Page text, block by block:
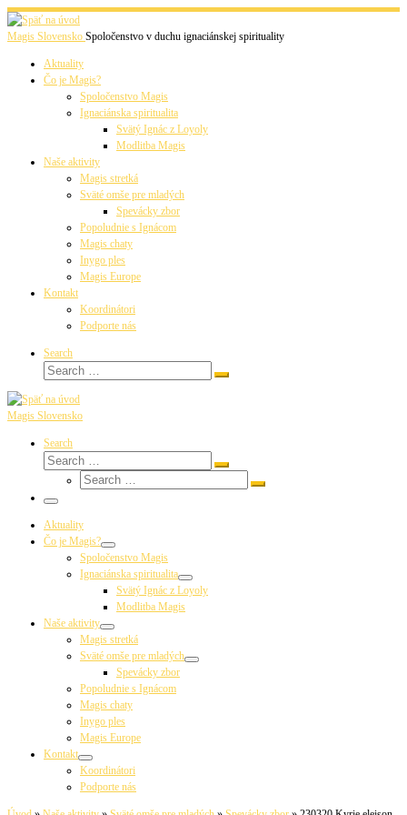
Skip
to
Magis Slovensko Spoločenstvo v duchu ignaciánskej spirituality
Aktuality
Čo je Magis?
Spoločenstvo Magis
Ignaciánska spiritualita
Svätý Ignác z Loyoly
Modlitba Magis
Naše aktivity
Magis stretká
Sväté omše pre mladých
Spevácky zbor
Popoludnie s Ignácom
Magis chaty
Inygo ples
Magis Europe
Kontakt
Koordinátori
Podporte nás
Search
Search
Search
Magis Slovensko
Search
Search
Search
Search
Search
Menu
Aktuality
Čo je Magis?
Spoločenstvo Magis
Ignaciánska spiritualita
Svätý Ignác z Loyoly
Modlitba Magis
Naše aktivity
Magis stretká
Sväté omše pre mladých
Spevácky zbor
Popoludnie s Ignácom
Magis chaty
Inygo ples
Magis Europe
Kontakt
Koordinátori
Podporte nás